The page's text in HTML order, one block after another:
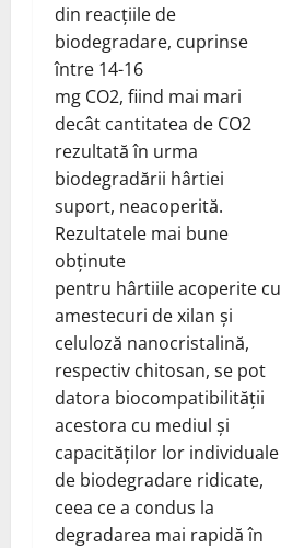
din reacțiile de
biodegradare, cuprinse
între 14-16
mg CO2, fiind mai mari
decât cantitatea de CO2
rezultată în urma
biodegradării hârtiei
suport, neacoperită.
Rezultatele mai bune
obținute
pentru hârtiile acoperite cu
amestecuri de xilan și
celuloză nanocristalină,
respectiv chitosan, se pot
datora biocompatibilității
acestora cu mediul și
capacităților lor individuale
de biodegradare ridicate,
ceea ce a condus la
degradarea mai rapidă în